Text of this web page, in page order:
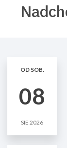
OD SOB.
08
SIE 2026